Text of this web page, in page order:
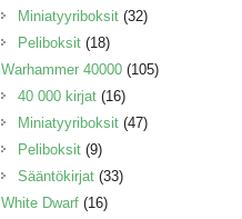
Miniatyyriboksit (32)
Peliboksit (18)
Warhammer 40000 (105)
40 000 kirjat (16)
Miniatyyriboksit (47)
Peliboksit (9)
Sääntökirjat (33)
White Dwarf (16)